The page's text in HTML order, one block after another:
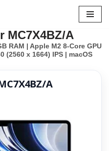
MC7X4BZ/A
RAM | Apple M2 8-Core GPU
(2560 x 1664) IPS | macOS
A